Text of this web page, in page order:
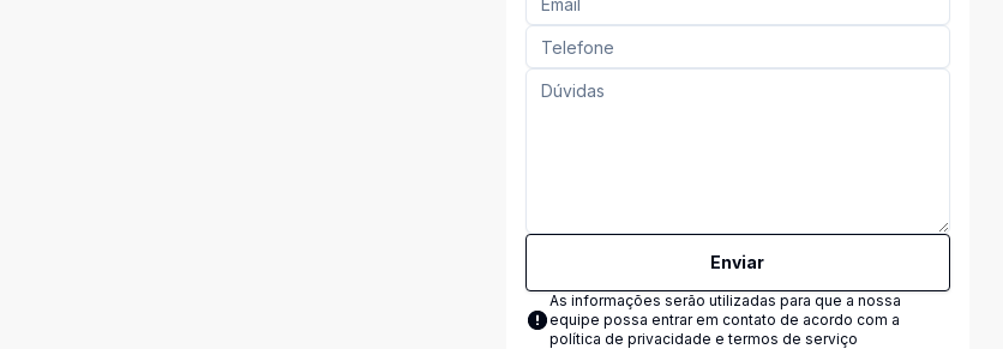
Enviar
As informações serão utilizadas para que a nossa
equipe possa entrar em contato de acordo com a
política de privacidade e termos de serviço